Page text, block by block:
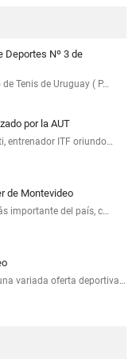
Deportes Nº 3 de
Tenis de Uruguay ( P…
por la AUT
entrenador ITF oriundo…
de Montevideo
importante del país, c…
variada oferta deportiva…